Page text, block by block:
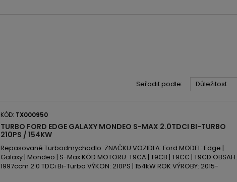
Seřadit podle: Důležitost
KÓD: TX000950
TURBO FORD EDGE GALAXY MONDEO S-MAX 2.0TDCI BI-TURBO
210PS / 154KW
Repasované Turbodmychadlo: ZNAČKU VOZIDLA: Ford MODEL: Edge |
Galaxy | Mondeo | S-Max KÓD MOTORU: T9CA | T9CB | T9CC | T9CD OBSAH:
1997ccm 2.0 TDCi Bi-Turbo VÝKON: 210PS | 154kW ROK VÝROBY: 2015-